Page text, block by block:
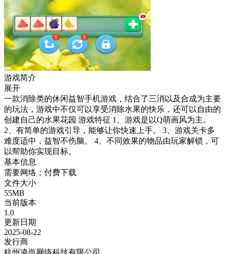
游戏简介
展开
一款消除类的休闲益智手机游戏，结合了三消以及合成为主要
的玩法，游戏中不仅可以享受消除水果的快乐，还可以自由的
创建自己的水果花园 游戏特征 1、游戏是以Q萌画风为主。
2、有简单的游戏引导，能够让你快速上手。 3、游戏关卡多
难度适中，益智不伤脑。 4、不同效果的物品由玩家解锁，可
以帮助你实现目标。
基本信息
需要网络；付费下载
文件大小
55MB
当前版本
1.0
更新日期
2025-08-22
发行商
杭州凌尚网络科技有限公司